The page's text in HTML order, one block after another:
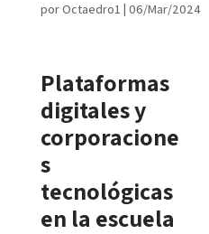
porOctaedro1 | 06/Mar/2024
Plataformas
digitales y
corporacione
s
tecnológicas
en la escuela